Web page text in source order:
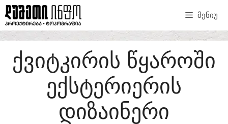
SKIP
TO
CONTENT
ᲛᲔᲜᲘᲣ
ᲥᲕᲘᲢᲙᲘᲠᲘᲡ ᲬᲧᲐᲠᲝᲨᲘ
ᲔᲥᲡᲢᲔᲠᲘᲔᲠᲘᲡ
ᲓᲘᲖᲐᲘᲜᲔᲠᲘ